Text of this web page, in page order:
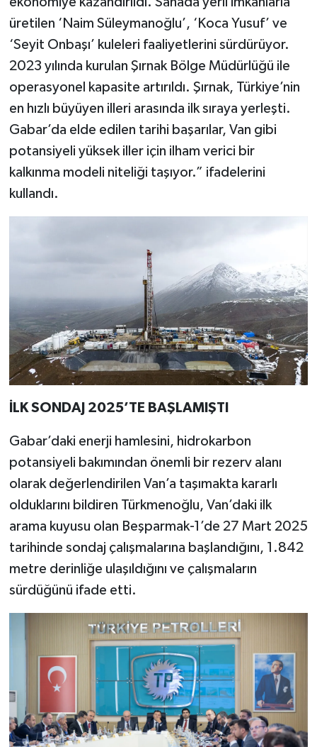
üretilen ‘Naim Süleymanoğlu’, ‘Koca Yusuf’ ve
‘Seyit Onbaşı’ kuleleri faaliyetlerini sürdürüyor.
2023 yılında kurulan Şırnak Bölge Müdürlüğü ile
operasyonel kapasite artırıldı. Şırnak, Türkiye’nin
en hızlı büyüyen illeri arasında ilk sıraya yerleşti.
Gabar’da elde edilen tarihi başarılar, Van gibi
potansiyeli yüksek iller için ilham verici bir
kalkınma modeli niteliği taşıyor.” ifadelerini
kullandı.
İLK SONDAJ 2025’TE BAŞLAMIŞTI
Gabar’daki enerji hamlesini, hidrokarbon
potansiyeli bakımından önemli bir rezerv alanı
olarak değerlendirilen Van’a taşımakta kararlı
olduklarını bildiren Türkmenoğlu, Van’daki ilk
arama kuyusu olan Beşparmak-1’de 27 Mart 2025
tarihinde sondaj çalışmalarına başlandığını, 1.842
metre derinliğe ulaşıldığını ve çalışmaların
sürdüğünü ifade etti.